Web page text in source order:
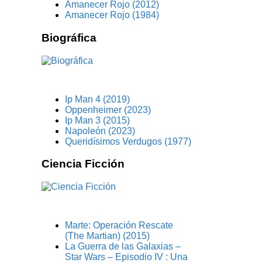
Amanecer Rojo (2012)
Amanecer Rojo (1984)
Biográfica
Ip Man 4 (2019)
Oppenheimer (2023)
Ip Man 3 (2015)
Napoleón (2023)
Queridísimos Verdugos (1977)
Ciencia Ficción
Marte: Operación Rescate
(The Martian) (2015)
La Guerra de las Galaxias –
Star Wars – Episodio IV : Una